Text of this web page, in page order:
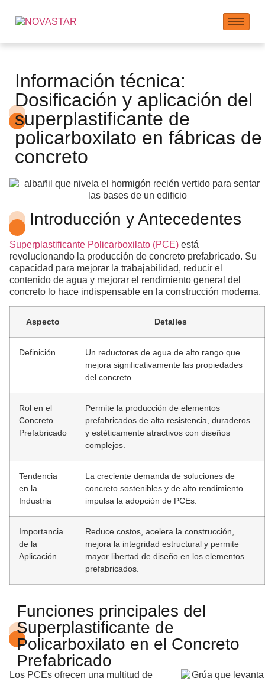
Información técnica:
Dosificación y aplicación del
superplastificante de
policarboxilato en fábricas de
concreto
Introducción y Antecedentes
Superplastificante Policarboxilato (PCE) está
revolucionando la producción de concreto prefabricado. Su
capacidad para mejorar la trabajabilidad, reducir el
contenido de agua y mejorar el rendimiento general del
concreto lo hace indispensable en la construcción moderna.
Aspecto Detalles
Definición
Un reductores de agua de alto rango que
mejora significativamente las propiedades
del concreto.
Rol en el
Concreto
Prefabricado
Permite la producción de elementos
prefabricados de alta resistencia, duraderos
y estéticamente atractivos con diseños
complejos.
Tendencia
en la
Industria
La creciente demanda de soluciones de
concreto sostenibles y de alto rendimiento
impulsa la adopción de PCEs.
Importancia
de la
Aplicación
Reduce costos, acelera la construcción,
mejora la integridad estructural y permite
mayor libertad de diseño en los elementos
prefabricados.
Funciones principales del
Superplastificante de
Policarboxilato en el Concreto
Prefabricado
Los PCEs ofrecen una multitud de